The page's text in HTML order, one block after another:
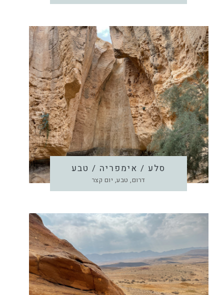
סלע / אימפריה / טבע
דרום, טבע, יום קצר